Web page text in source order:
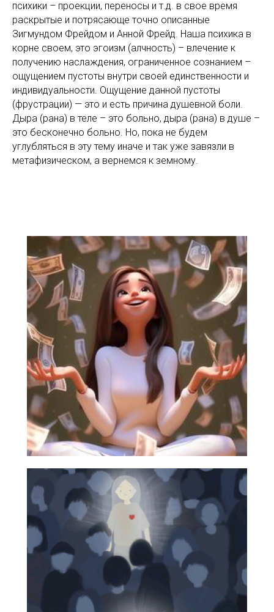
психики – проекции, переносы и т.д. в свое время
раскрытые и потрясающе точно описанные
Зигмундом Фрейдом и Анной Фрейд. Наша психика в
корне своем, это эгоизм (алчность) – влечение к
получению наслаждения, ограниченное сознанием –
ощущением пустоты внутри своей единственности и
индивидуальности. Ощущение данной пустоты
(фрустрации) — это и есть причина душевной боли.
Дыра (рана) в теле – это больно, дыра (рана) в душе –
это бесконечно больно. Но, пока не будем
углубляться в эту тему иначе и так уже завязли в
метафизическом, а вернемся к земному.